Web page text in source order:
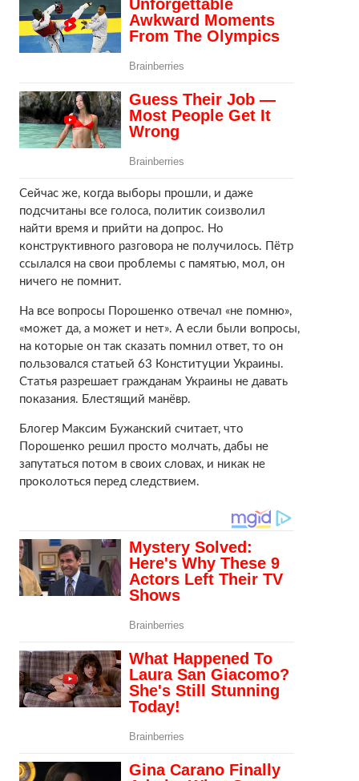
Сейчас же, когда выборы прошли, и даже
подсчитаны все голоса, политик соизволил
найти время и прийти на допрос. Но
конструктивного разговора не получилось. Пётр
ссылался на свои проблемы с памятью, мол, он
ничего не помнит.
На все вопросы Порошенко отвечал «не помню»,
«может да, а может и нет». А если были вопросы,
на которые он так сказать помнил ответ, то он
пользовался статьей 63 Конституции Украины.
Статья разрешает гражданам Украины не давать
показания. Блестящий манёвр.
Блогер Максим Бужанский считает, что
Порошенко решил просто молчать, дабы не
запутаться потом в своих словах, и никак не
проколоться перед следствием.